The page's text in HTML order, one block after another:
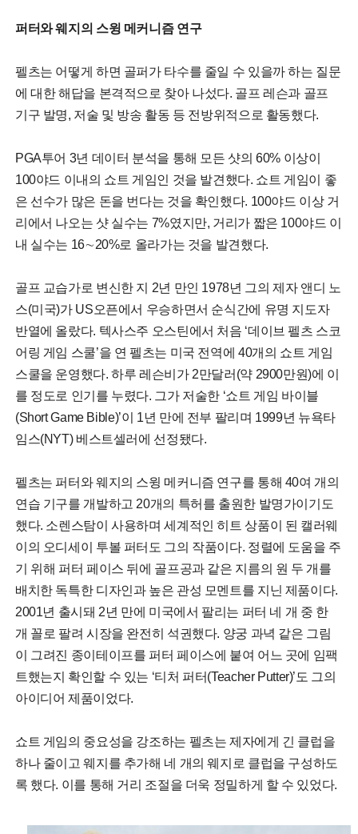
퍼터와 웨지의 스윙 메커니즘 연구
펠츠는 어떻게 하면 골퍼가 타수를 줄일 수 있을까 하는 질문
에 대한 해답을 본격적으로 찾아 나섰다. 골프 레슨과 골프
기구 발명, 저술 및 방송 활동 등 전방위적으로 활동했다.
PGA투어 3년 데이터 분석을 통해 모든 샷의 60% 이상이
100야드 이내의 쇼트 게임인 것을 발견했다. 쇼트 게임이 좋
은 선수가 많은 돈을 번다는 것을 확인했다. 100야드 이상 거
리에서 나오는 샷 실수는 7%였지만, 거리가 짧은 100야드 이
내 실수는 16∼20%로 올라가는 것을 발견했다.
골프 교습가로 변신한 지 2년 만인 1978년 그의 제자 앤디 노
스(미국)가 US오픈에서 우승하면서 순식간에 유명 지도자
반열에 올랐다. 텍사스주 오스틴에서 처음 ‘데이브 펠츠 스코
어링 게임 스쿨’을 연 펠츠는 미국 전역에 40개의 쇼트 게임
스쿨을 운영했다. 하루 레슨비가 2만달러(약 2900만원)에 이
를 정도로 인기를 누렸다. 그가 저술한 ‘쇼트 게임 바이블
(Short Game Bible)’이 1년 만에 전부 팔리며 1999년 뉴욕타
임스(NYT) 베스트셀러에 선정됐다.
펠츠는 퍼터와 웨지의 스윙 메커니즘 연구를 통해 40여 개의
연습 기구를 개발하고 20개의 특허를 출원한 발명가이기도
했다. 소렌스탐이 사용하며 세계적인 히트 상품이 된 캘러웨
이의 오디세이 투볼 퍼터도 그의 작품이다. 정렬에 도움을 주
기 위해 퍼터 페이스 뒤에 골프공과 같은 지름의 원 두 개를
배치한 독특한 디자인과 높은 관성 모멘트를 지닌 제품이다.
2001년 출시돼 2년 만에 미국에서 팔리는 퍼터 네 개 중 한
개 꼴로 팔려 시장을 완전히 석권했다. 양궁 과녁 같은 그림
이 그려진 종이테이프를 퍼터 페이스에 붙여 어느 곳에 임팩
트했는지 확인할 수 있는 ‘티처 퍼터(Teacher Putter)’도 그의
아이디어 제품이었다.
쇼트 게임의 중요성을 강조하는 펠츠는 제자에게 긴 클럽을
하나 줄이고 웨지를 추가해 네 개의 웨지로 클럽을 구성하도
록 했다. 이를 통해 거리 조절을 더욱 정밀하게 할 수 있었다.